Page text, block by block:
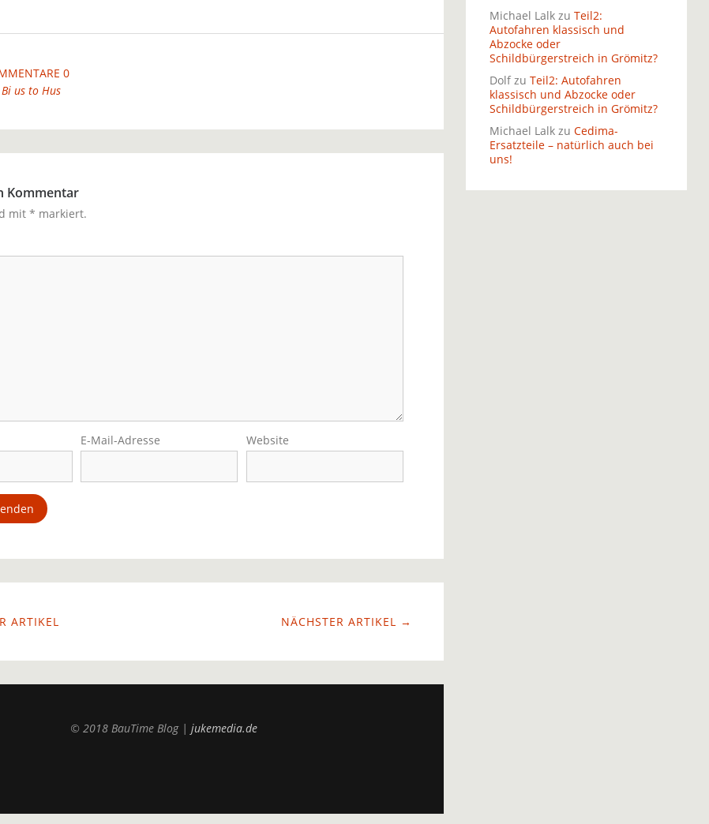
0
Bi us to Hus
Kommentar
mit * markiert.
E-Mail-Adresse Website
NÄCHSTER ARTIKEL →
ARTIKEL
© 2018 BauTime Blog | jukemedia.de
Michael Lalkzu Teil2:
Autofahren klassisch und
Abzocke oder
Schildbürgerstreich in Grömitz?
Dolfzu Teil2: Autofahren
klassisch und Abzocke oder
Schildbürgerstreich in Grömitz?
Michael Lalkzu Cedima-
Ersatzteile – natürlich auch bei
uns!